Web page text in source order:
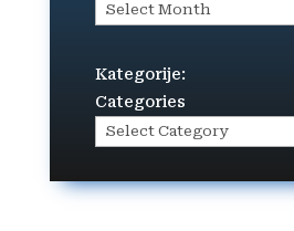
Kategorije:
Categories